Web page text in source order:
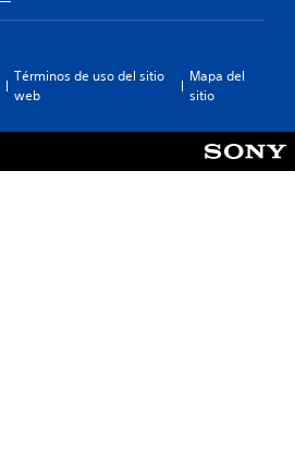
Términos de uso del sitio
web
Mapa del
sitio